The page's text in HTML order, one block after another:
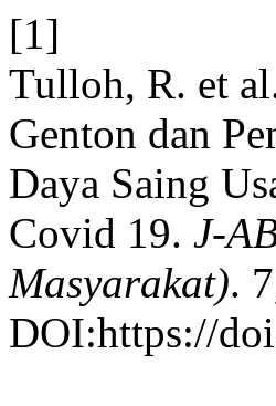
[1]
Tulloh, R. et
Genton dan
Daya Saing
Covid 19. J-
Masyarakat).
DOI:https://